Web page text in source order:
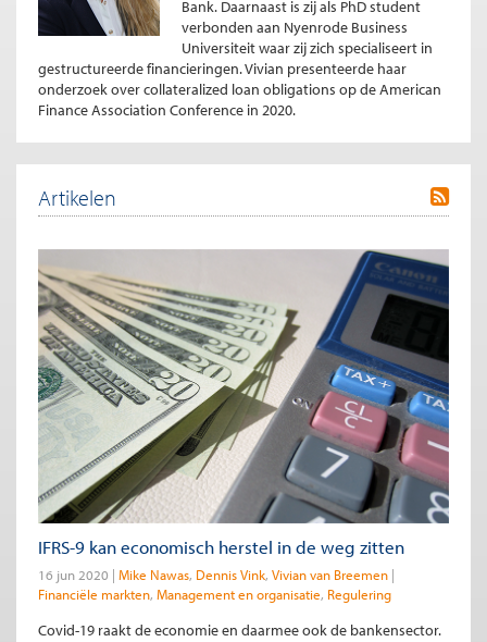
Bank. Daarnaast is zij als PhD student
verbonden aan Nyenrode Business
Universiteit waar zij zich specialiseert in
gestructureerde financieringen. Vivian presenteerde haar
onderzoek over collateralized loan obligations op de American
Finance Association Conference in 2020.
Artikelen
IFRS-9 kan economisch herstel in de weg zitten
16 jun 2020 Mike Nawas Dennis Vink Vivian van Breemen
Financiële markten Management en organisatie Regulering
Covid-19 raakt de economie en daarmee ook de bankensector.